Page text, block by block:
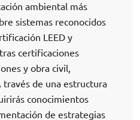
ambiental más
sistemas reconocidos
LEED y
certificaciones
y obra civil,
través de una estructura
conocimientos
de estrategias